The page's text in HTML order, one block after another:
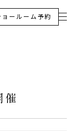
ョールーム予約
催